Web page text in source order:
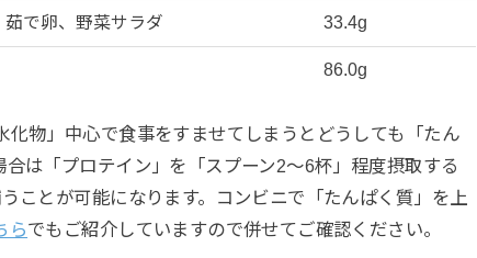
で卵、野菜サラダ 33.4g
86.0g
物」中心で食事をすませてしまうとどうしても「たん
は「プロテイン」を「スプーン2〜6杯」程度摂取する
ことが可能になります。コンビニで「たんぱく質」を上
らでもご紹介していますので併せてご確認ください。